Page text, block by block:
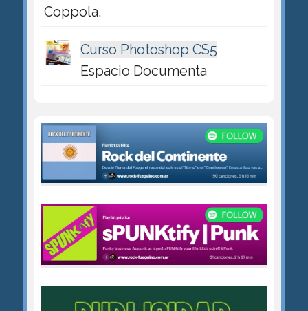
Coppola.
Curso Photoshop CS5
Espacio Documenta